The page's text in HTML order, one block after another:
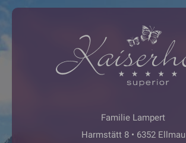
Familie Lampert
Harmstätt 8 • 6352 Ellmau